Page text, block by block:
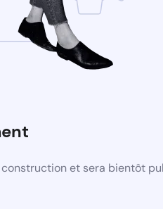
construction et sera bientôt